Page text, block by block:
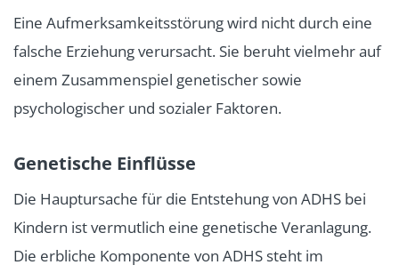
Eine Aufmerksamkeitsstörung wird nicht durch eine
falsche Erziehung verursacht. Sie beruht vielmehr auf
einem Zusammenspiel genetischer sowie
psychologischer und sozialer Faktoren.
Genetische Einflüsse
Die Hauptursache für die Entstehung von ADHS bei
Kindern ist vermutlich eine genetische Veranlagung.
Die erbliche Komponente von ADHS steht im